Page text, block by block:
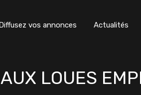
vos annonces Actualités
LOUES